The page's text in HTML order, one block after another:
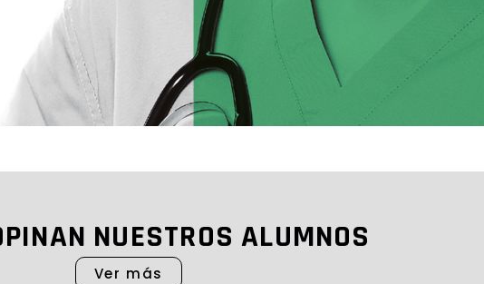
NUESTROS ALUMNOS
Ver más